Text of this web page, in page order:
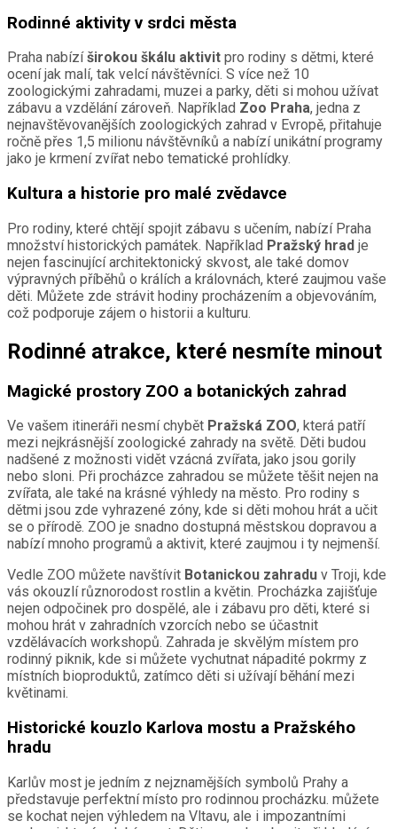
Rodinné aktivity v srdci města
Praha nabízíširokou škálu aktivit pro rodiny s dětmi, které
ocení jak malí, tak velcí návštěvníci. S více než 10
zoologickými zahradami, muzei a parky, děti si mohou užívat
zábavu a vzdělání zároveň. Například Zoo Praha, jedna z
nejnavštěvovanějších zoologických zahrad v Evropě, přitahuje
ročně přes 1,5 milionu návštěvníků a nabízí unikátní programy
jako je krmení zvířat nebo tematické prohlídky.
Kultura a historie pro malé zvědavce
Pro rodiny, které chtějí spojit zábavu s učením, nabízí Praha
množství historických památek. Například Pražský hrad je
nejen fascinující architektonický skvost, ale také domov
výpravných příběhů o králích a královnách, které zaujmou vaše
děti. Můžete zde strávit hodiny procházením a objevováním,
což podporuje zájem o historii a kulturu.
Rodinné atrakce, které nesmíte minout
Magické prostory ZOO a botanických zahrad
Ve vašem itineráři nesmí chybět Pražská ZOO, která patří
mezi nejkrásnější zoologické zahrady na světě. Děti budou
nadšené z možnosti vidět vzácná zvířata, jako jsou gorily
nebo sloni. Při procházce zahradou se můžete těšit nejen na
zvířata, ale také na krásné výhledy na město. Pro rodiny s
dětmi jsou zde vyhrazené zóny, kde si děti mohou hrát a učit
se o přírodě. ZOO je snadno dostupná městskou dopravou a
nabízí mnoho programů a aktivit, které zaujmou i ty nejmenší.
Vedle ZOO můžete navštívit Botanickou zahradu v Troji, kde
vás okouzlí různorodost rostlin a květin. Procházka zajišťuje
nejen odpočinek pro dospělé, ale i zábavu pro děti, které si
mohou hrát v zahradních vzorcích nebo se účastnit
vzdělávacích workshopů. Zahrada je skvělým místem pro
rodinný piknik, kde si můžete vychutnat nápadité pokrmy z
místních bioproduktů, zatímco děti si užívají běhání mezi
květinami.
Historické kouzlo Karlova mostu a Pražského
hradu
Karlův most je jedním z nejznamějších symbolů Prahy a
představuje perfektní místo pro rodinnou procházku. můžete
se kochat nejen výhledem na Vltavu, ale i impozantními